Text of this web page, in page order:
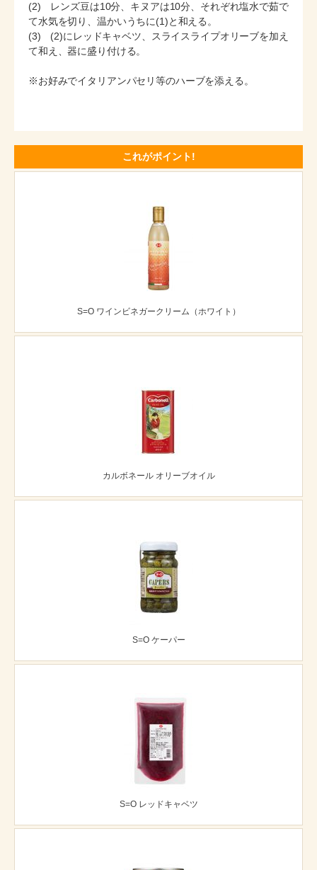
(2) レンズ豆は10分、キヌアは10分、それぞれ塩水で茹で
て水気を切り、温かいうちに(1)と和える。
(3) (2)にレッドキャベツ、スライスライプオリーブを加え
て和え、器に盛り付ける。
※お好みでイタリアンパセリ等のハーブを添える。
これがポイント!
S=O ワインビネガークリーム（ホワイト）
カルボネール オリーブオイル
S=O ケーパー
S=O レッドキャベツ